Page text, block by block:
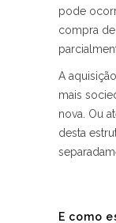
pode
compra
A
mais
nova. Ou
desta
E como